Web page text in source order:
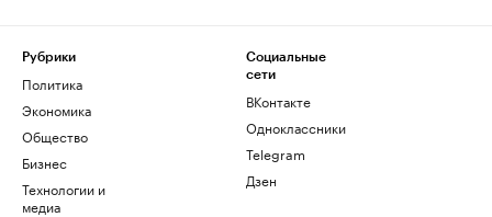
Рубрики
Политика
Экономика
Общество
Бизнес
Технологии и
медиа
Социальные
сети
ВКонтакте
Одноклассники
Telegram
Дзен